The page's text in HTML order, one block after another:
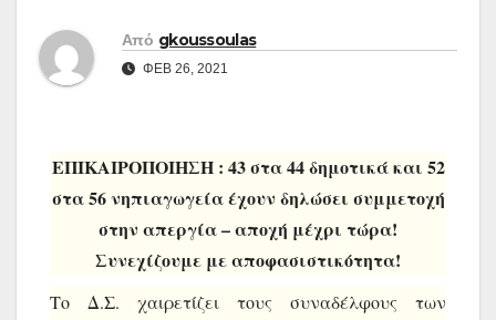
Από gkoussoulas
ΦΕΒ 26, 2021
ΕΠΙΚΑΙΡΟΠΟΙΗΣΗ : 43 στα 44 δημοτικά και 52
στα 56 νηπιαγωγεία έχουν δηλώσει συμμετοχή
στην απεργία – αποχή μέχρι τώρα!
Συνεχίζουμε με αποφασιστικότητα!
Το Δ.Σ. χαιρετίζει τους συναδέλφους των